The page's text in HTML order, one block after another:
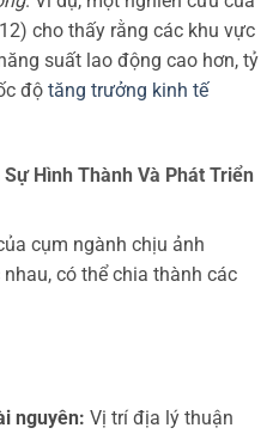
cho thấy rằng các khu vực
suất lao động cao hơn, tỷ
độ tăng trưởng kinh tế
Hình Thành Và Phát Triển
cụm ngành chịu ảnh
có thể chia thành các
nguyên: Vị trí địa lý thuận